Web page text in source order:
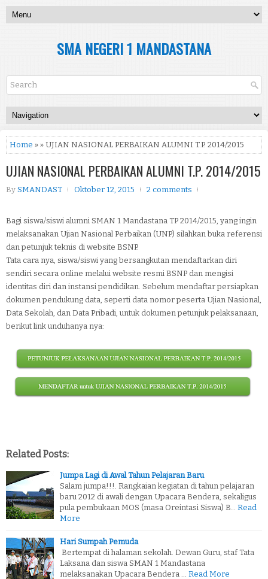
SMA NEGERI 1 MANDASTANA
Home » » UJIAN NASIONAL PERBAIKAN ALUMNI T.P. 2014/2015
UJIAN NASIONAL PERBAIKAN ALUMNI T.P. 2014/2015
By SMANDAST Oktober 12, 2015 2 comments
Bagi siswa/siswi alumni SMAN 1 Mandastana TP 2014/2015, yang ingin
melaksanakan Ujian Nasional Perbaikan (UNP) silahkan buka referensi
dan petunjuk teknis di website BSNP.
Tata cara nya, siswa/siswi yang bersangkutan mendaftarkan diri
sendiri secara online melalui website resmi BSNP dan mengisi
identitas diri dan instansi pendidikan. Sebelum mendaftar persiapkan
dokumen pendukung data, seperti data nomor peserta Ujian Nasional,
Data Sekolah, dan Data Pribadi, untuk dokumen petunjuk pelaksanaan,
berikut link unduhanya nya:
Related Posts:
Jumpa Lagi di Awal Tahun Pelajaran Baru
Salam jumpa!!!. Rangkaian kegiatan di tahun pelajaran
baru 2012 di awali dengan Upacara Bendera, sekaligus
pula pembukaan MOS (masa Oreintasi Siswa) B… Read
More
Hari Sumpah Pemuda
Bertempat di halaman sekolah. Dewan Guru, staf Tata
Laksana dan siswa SMAN 1 Mandastana
melaksanakan Upacara Bendera … Read More